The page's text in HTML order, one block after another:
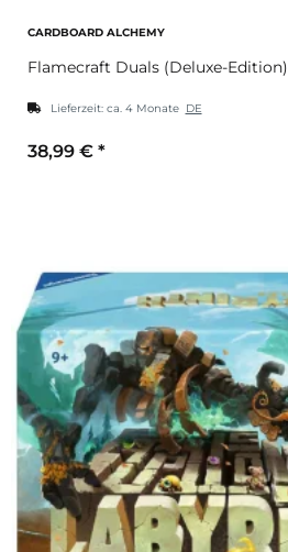
CARDBOARD ALCHEMY
Flamecraft Duals (Deluxe-Edition)
Lieferzeit: ca. 4 Monate DE
38,99 € *